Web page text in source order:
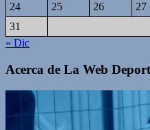
24
25 26 27
31
« Dic
Acerca de La Web